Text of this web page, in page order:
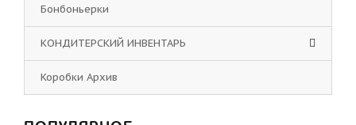
Бонбоньерки
КОНДИТЕРСКИЙ ИНВЕНТАРЬ
Коробки Архив